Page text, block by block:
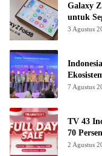
Galaxy
untuk
3 Agustus
7 Agustus
TV 43
70 Persen
2 Agustus